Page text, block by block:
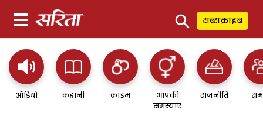
⚲ सब्सक्राइब
ऑडियो कहानी क्राइम
आपकी
समस्याएं
राजनीति